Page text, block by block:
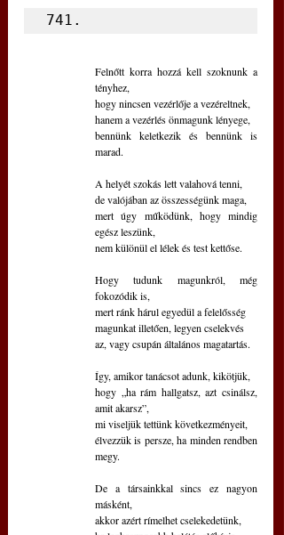
741.
Felnőtt korra hozzá kell szoknunk a
tényhez,
hogy nincsen vezérlője a vezéreltnek,
hanem a vezérlés önmagunk lényege,
bennünk keletkezik és bennünk is
marad.
A helyét szokás lett valahová tenni,
de valójában az összességünk maga,
mert úgy működünk, hogy mindig
egész leszünk,
nem különül el lélek és test kettőse.
Hogy tudunk magunkról, még
fokozódik is,
mert ránk hárul egyedül a felelősség
magunkat illetően, legyen cselekvés
az, vagy csupán általános magatartás.
Így, amikor tanácsot adunk, kikötjük,
hogy „ha rám hallgatsz, azt csinálsz,
amit akarsz”,
mi viseljük tettünk következményeit,
élvezzük is persze, ha minden rendben
megy.
De a társainkkal sincs ez nagyon
másként,
akkor azért rímelhet cselekedetünk,